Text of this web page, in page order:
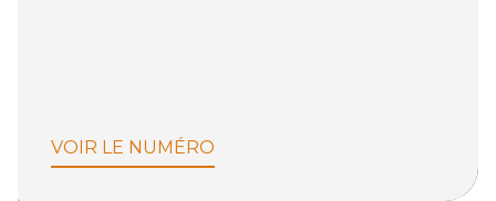
VOIR LE NUMÉRO